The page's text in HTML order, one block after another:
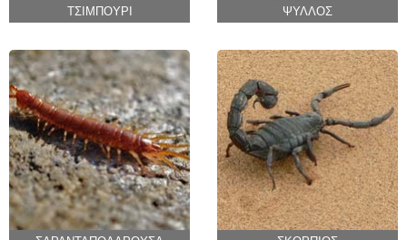
ΤΣΙΜΠΟΥΡΙ ΨΥΛΛΟΣ